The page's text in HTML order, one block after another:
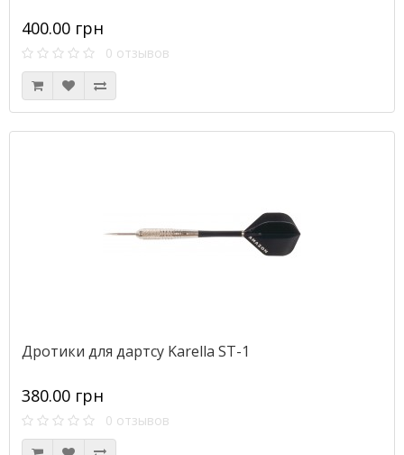
400.00 грн
0 отзывов
Дротики для дартсу Karella ST-1
380.00 грн
0 отзывов